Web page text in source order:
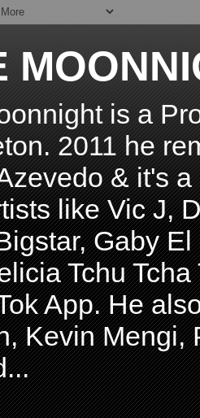
is a
2011 he
& it's
like Vic J,
Gaby
Tchu
App. He
Kevin Mengi,